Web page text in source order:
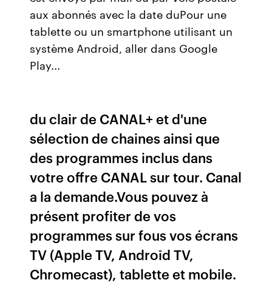
aux abonnés avec la date duPour une
tablette ou un smartphone utilisant un
système Android, aller dans Google
Play...
du clair de CANAL+ et d'une
sélection de chaines ainsi que
des programmes inclus dans
votre offre CANAL sur tour. Canal
a la demande.Vous pouvez à
présent profiter de vos
programmes sur fous vos écrans
TV (Apple TV, Androīd TV,
Chromecast), tablette et mobile.